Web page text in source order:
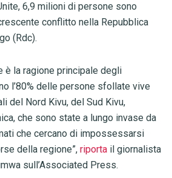
6,9 milioni di persone sono
conflitto nella Repubblica
(Rdc).
è la ragione principale degli
l’80% delle persone sfollate vive
del Nord Kivu, del Sud Kivu,
che sono state a lungo invase da
che cercano di impossessarsi
della regione”, riportail giornalista
sull’Associated Press.